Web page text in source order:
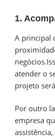
1.
A principal
atender o
projeto
Por outro
empresa